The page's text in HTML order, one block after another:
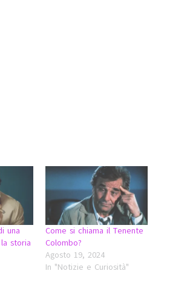
una
storia
Come si chiama il Tenente
Colombo?
Agosto 19, 2024
In "Notizie e Curiosità"